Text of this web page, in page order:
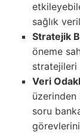
sağlık
Stratejik
öneme
stratejileri
Veri
soru